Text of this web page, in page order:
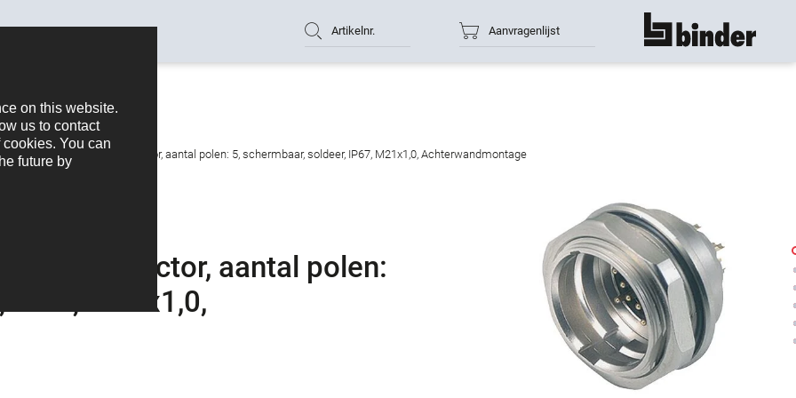
Artikelnr. Aanvragenlijst toon alles
Male panel mount connector, aantal polen: 5, schermbaar, soldeer, IP67, M21x1,0, Achterwandmontage
connector, aantal polen:
IP67, M21x1,0,